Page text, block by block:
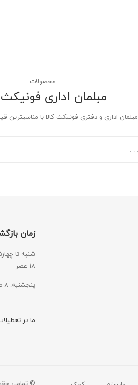
محصولات
مبلمان اداری فونیکث
مبلمان اداری و دفتری فونیکث کالا با
زمان
۱۸ عصر
پنجشنبه: ۸ صبح الی ۱۵
ما در